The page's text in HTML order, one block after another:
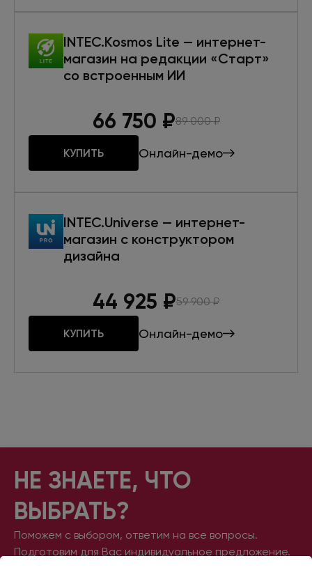
INTEC.Kosmos Lite — интернет-
магазин на редакции «Старт»
со встроенным ИИ
66 750 ₽89 000₽
КУПИТЬ Онлайн-демо
INTEC.Universe — интернет-
магазин с конструктором
дизайна
44 925 ₽59 900₽
КУПИТЬ Онлайн-демо
НЕ ЗНАЕТЕ, ЧТО
ВЫБРАТЬ?
Поможем с выбором, ответим на все вопросы.
Подготовим для Вас индивидуальное предложение.